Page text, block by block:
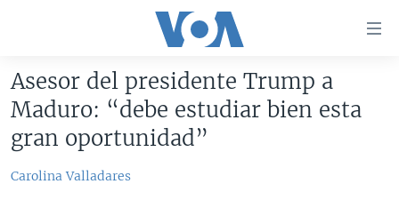
accesibilidad
al
contenido
Salte
AMÉRICA DEL NORTE
Asesor del presidente Trump a
Maduro: “debe estudiar bien esta
gran oportunidad”
Carolina Valladares